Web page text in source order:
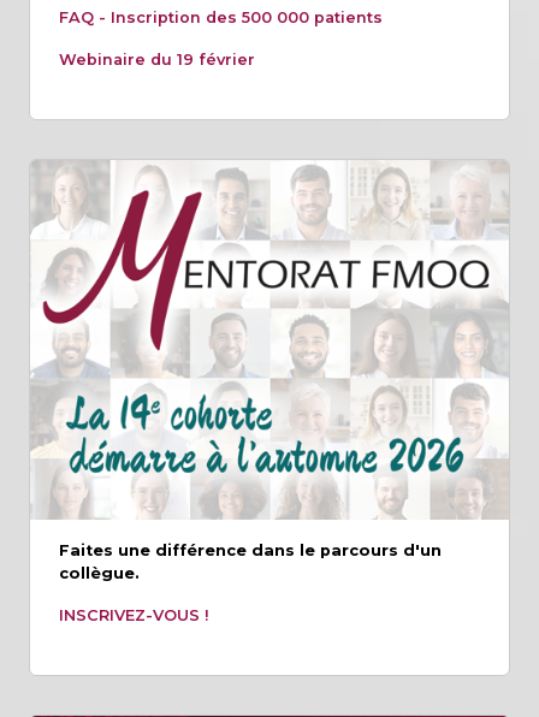
FAQ - Inscription des 500 000 patients
Webinaire du 19 février
Faites une différence dans le parcours d'un
collègue.
INSCRIVEZ-VOUS !